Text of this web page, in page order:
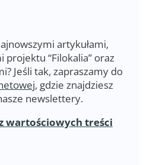
artykułami,
“Filokalia” oraz
Jeśli tak, zapraszamy do
, gdzie znajdziesz
newslettery.
wartościowych treści